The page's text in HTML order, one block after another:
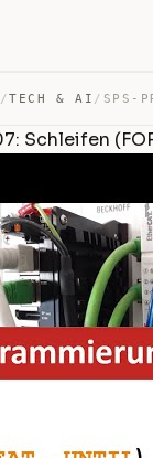
/TECH & AI /
Schleifen